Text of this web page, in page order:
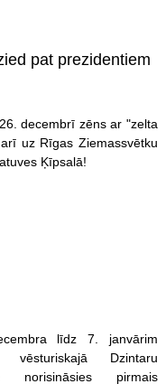
pat prezidentiem
decembrī zēns ar "zelta
uz Rīgas Ziemassvētku
Ķīpsalā!
līdz 7. janvārim
vēsturiskajā Dzintaru
norisināsies pirmais